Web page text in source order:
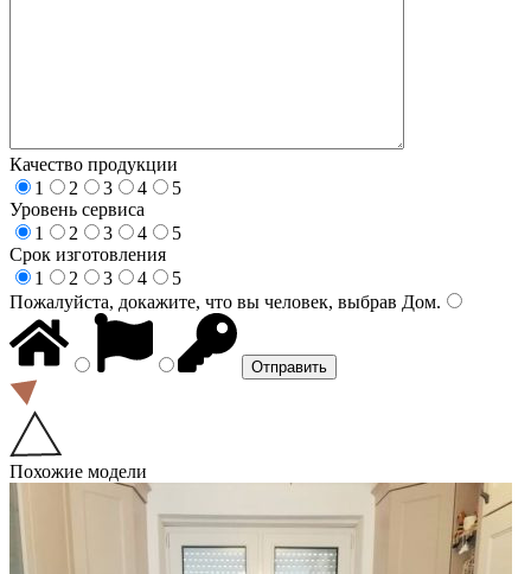
Качество продукции
1
2 3 4
5
Уровень сервиса
1
2 3 4
5
Срок изготовления
1
2 3 4
5
Пожалуйста, докажите, что вы человек, выбрав Дом.
Похожие модели